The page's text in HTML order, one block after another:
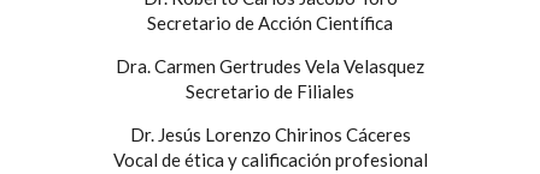
Secretario de Acción Científica
Dra. Carmen Gertrudes Vela Velasquez
Secretario de Filiales
Dr. Jesús Lorenzo Chirinos Cáceres
Vocal de ética y calificación profesional